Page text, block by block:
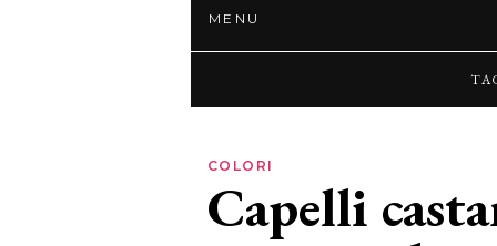
MENU
COLORI
Capelli